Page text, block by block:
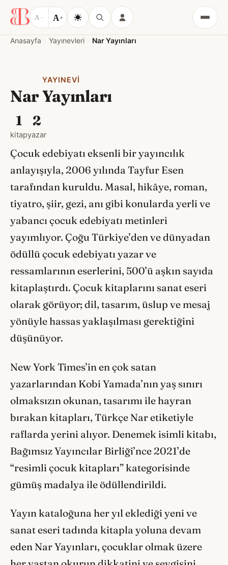
A − A+
Menü
Anasayfa Yayınevleri Nar Yayınları
YAYINEVI
Nar Yayınları
1
kitap
2
yazar
Çocuk edebiyatı eksenli bir yayıncılık
anlayışıyla, 2006 yılında Tayfur Esen
tarafından kuruldu. Masal, hikâye, roman,
tiyatro, şiir, gezi, anı gibi konularda yerli ve
yabancı çocuk edebiyatı metinleri
yayımlıyor. Çoğu Türkiye’den ve dünyadan
ödüllü çocuk edebiyatı yazar ve
ressamlarının eserlerini, 500’ü aşkın sayıda
kitaplaştırdı. Çocuk kitaplarını sanat eseri
olarak görüyor; dil, tasarım, üslup ve mesaj
yönüyle hassas yaklaşılması gerektiğini
düşünüyor.
New York Times’in en çok satan
yazarlarından Kobi Yamada’nın yaş sınırı
olmaksızın okunan, tasarımı ile hayran
bırakan kitapları, Türkçe Nar etiketiyle
raflarda yerini alıyor. Denemek isimli kitabı,
Bağımsız Yayıncılar Birliği’nce 2021’de
“resimli çocuk kitapları” kategorisinde
gümüş madalya ile ödüllendirildi.
Yayın kataloğuna her yıl eklediği yeni ve
sanat eseri tadında kitapla yoluna devam
eden Nar Yayınları, çocuklar olmak üzere